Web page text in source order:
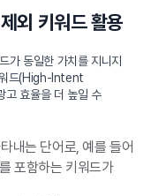
외 키워드 활용
가 동일한 가치를 지니지
워드(High-Intent
고 효율을 더 높일 수
내는 단어로, 예를 들어
를 포함하는 키워드가